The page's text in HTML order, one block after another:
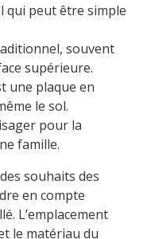
qui peut être simple
souvent
supérieure.
une plaque en
le sol.
pour la
famille.
souhaits des
en compte
L’emplacement
le matériau du